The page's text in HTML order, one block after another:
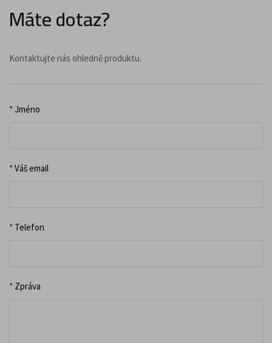
Máte dotaz?
Kontaktujte nás ohledně produktu.
*Jméno
*Váš email
* Telefon
* Zpráva